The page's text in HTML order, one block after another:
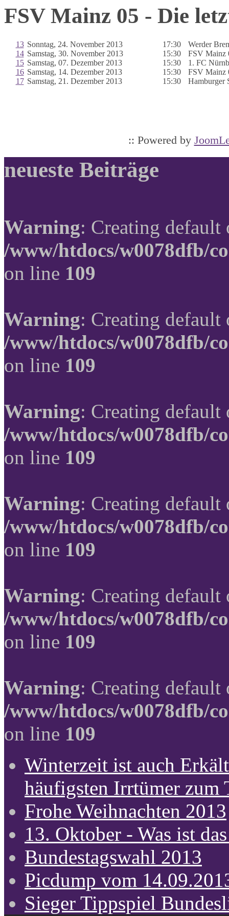
FSV Mainz 05 - Die
13 Sonntag, 24. November 2013 17:30
Werder
14 Samstag, 30. November 2013 15:30
FSV Mainz
15 Samstag, 07. Dezember 2013 15:30
1. FC
16 Samstag, 14. Dezember 2013 15:30
FSV Mainz
17 Samstag, 21. Dezember 2013 15:30 Hamburger
:: Powered by
neueste Beiträge
Warning: Creating
/www/htdocs/w0078dfb/
on line 109
Warning: Creating
/www/htdocs/w0078dfb/
on line 109
Warning: Creating
/www/htdocs/w0078dfb/
on line 109
Warning: Creating
/www/htdocs/w0078dfb/
on line 109
Warning: Creating
/www/htdocs/w0078dfb/
on line 109
Warning: Creating
/www/htdocs/w0078dfb/
on line 109
Winterzeit ist auch
häufigsten Irrtümer zum
Frohe Weihnachten 2013
13. Oktober - Was ist
Bundestagswahl 2013
Picdump vom
Sieger Tippspiel